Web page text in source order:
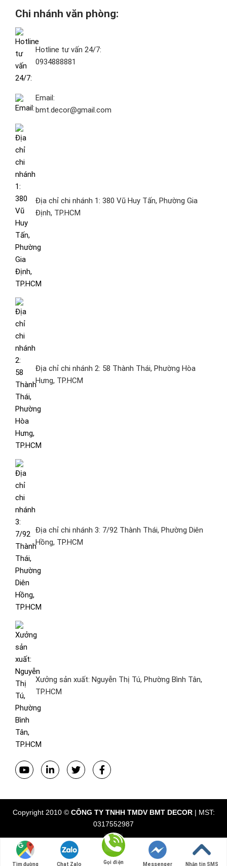
Chi nhánh văn phòng:
Hotline tư vấn 24/7:
0934888881
Email:
bmt.decor@gmail.com
Địa chỉ chi nhánh 1: 380 Vũ Huy Tấn, Phường Gia
Định, TP.HCM
Địa chỉ chi nhánh 2: 58 Thành Thái, Phường Hòa
Hưng, TP.HCM
Địa chỉ chi nhánh 3: 7/92 Thành Thái, Phường Diên
Hồng, TP.HCM
Xưởng sản xuất: Nguyễn Thị Tú, Phường Bình Tân,
TP.HCM
Copyright 2010 © CÔNG TY TNHH TMDV BMT DECOR| MST:
0317552987
Tìm đường Chat Zalo Gọi điện Messenger Nhắn tin SMS